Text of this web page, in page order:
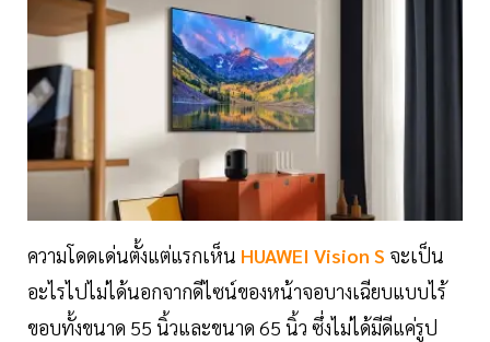
ความโดดเด่นตั้งแต่แรกเห็น HUAWEI Vision S จะเป็น
อะไรไปไม่ได้นอกจากดีไซน์ของหน้าจอบางเฉียบแบบไร้
ขอบทั้งขนาด 55 นิ้วและขนาด 65 นิ้ว ซึ่งไม่ได้มีดีแค่รูป